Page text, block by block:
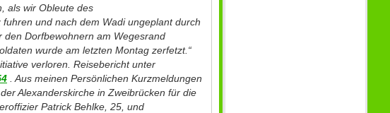
als wir Obleute des
und nach dem Wadi ungeplant durch
Dorfbewohnern am Wegesrand
wurde am letzten Montag zerfetzt.“
verloren. Reisebericht unter
. Aus meinen Persönlichen Kurzmeldungen
Alexanderskirche in Zweibrücken für die
Patrick Behlke, 25, und